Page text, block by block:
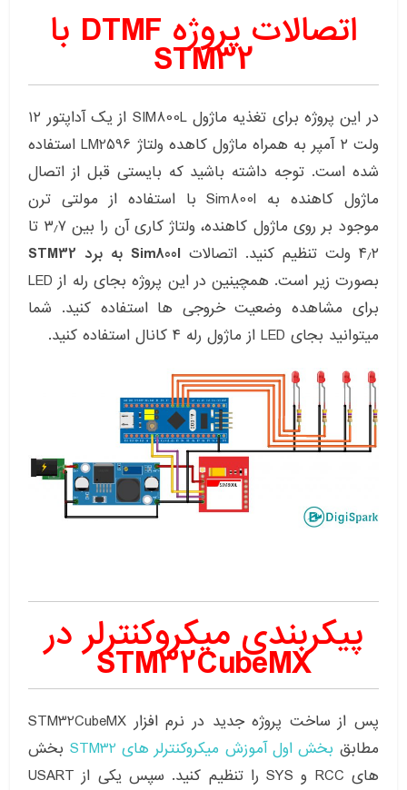
اتصالات پروژه DTMF با
STM32
در این پروژه برای تغذیه ماژول SIM800L از یک آداپتور ۱۲
ولت ۲ آمپر به همراه ماژول کاهده ولتاژ LM2596 استفاده
شده است. توجه داشته باشید که بایستی قبل از اتصال
ماژول کاهنده به Sim800l با استفاده از مولتی ترن
موجود بر روی ماژول کاهنده، ولتاژ کاری آن را بین ۳٫۷ تا
۴٫۲ ولت تنظیم کنید. اتصالات
Sim800l به برد STM32
بصورت زیر است. همچینین در این پروژه بجای رله از LED
برای مشاهده وضعیت خروجی ها استفاده کنید. شما
میتوانید بجای LED از ماژول رله ۴ کانال استفاده کنید.
پیکربندی میکروکنترلر در
STM32CubeMX
پس از ساخت پروژه جدید در نرم افزار STM32CubeMX
مطابق بخش اول آموزش میکروکنترلر های STM32
بخش
های RCC و SYS را تنظیم کنید. سپس یکی از USART